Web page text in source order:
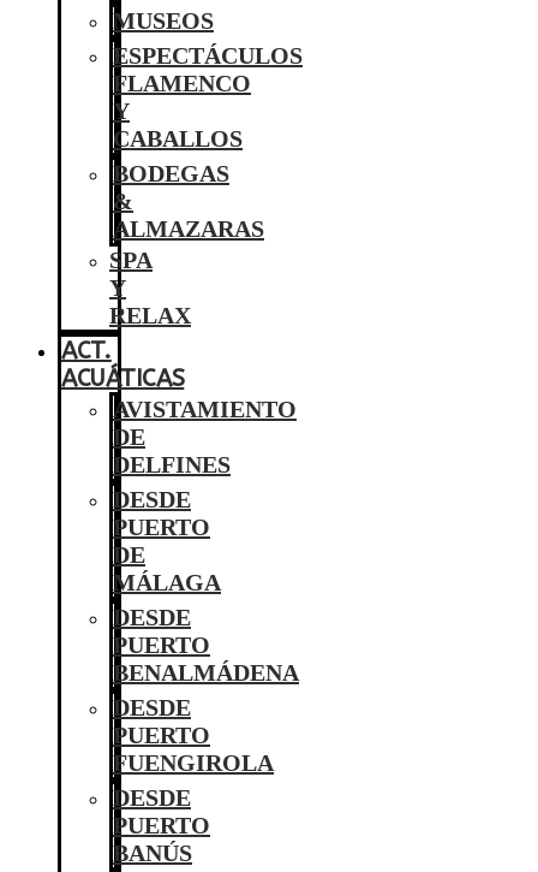
MUSEOS
ESPECTÁCULOS
FLAMENCO
Y
CABALLOS
BODEGAS
&
ALMAZARAS
SPA
Y
RELAX
ACT.
ACUÁTICAS
AVISTAMIENTO
DE
DELFINES
DESDE
PUERTO
DE
MÁLAGA
DESDE
PUERTO
BENALMÁDENA
DESDE
PUERTO
FUENGIROLA
DESDE
PUERTO
BANÚS